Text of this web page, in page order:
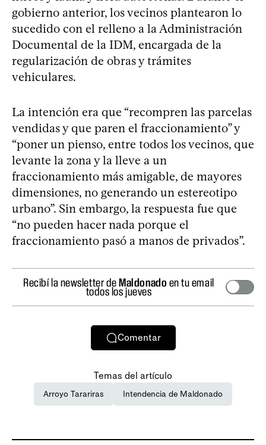
gobierno anterior, los vecinos plantearon lo
sucedido con el relleno a la Administración
Documental de la IDM, encargada de la
regularización de obras y trámites
vehiculares.
La intención era que “recompren las parcelas
vendidas y que paren el fraccionamiento” y
“poner un pienso, entre todos los vecinos, que
levante la zona y la lleve a un
fraccionamiento más amigable, de mayores
dimensiones, no generando un estereotipo
urbano”. Sin embargo, la respuesta fue que
“no pueden hacer nada porque el
fraccionamiento pasó a manos de privados”.
Recibí la newsletter deMaldonado en tu email
todos los jueves
Comentar
Temas del artículo
Arroyo Tarariras Intendencia de Maldonado